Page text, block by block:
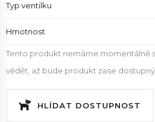
Typ ventilku
Hmotnost
Tento produkt nemáme momentálně
vědět, až bude produkt zase
HLÍDAT DOSTUPNOST